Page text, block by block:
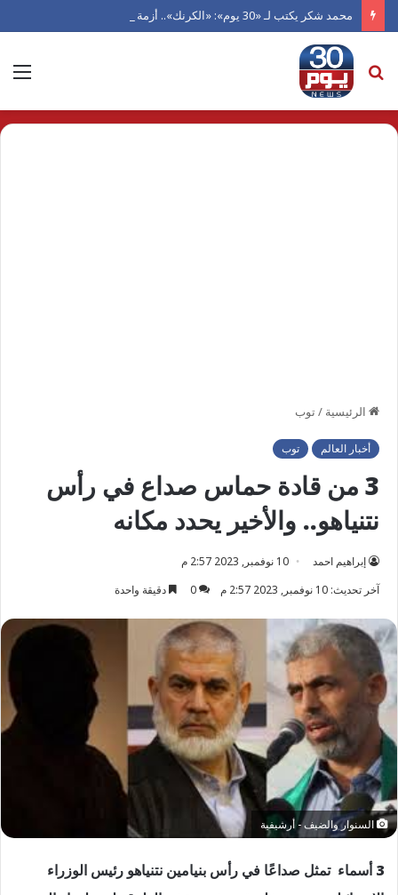
محمد شكر يكتب لـ «30 يوم»: «الكرنك».. أزمة سينما أتلفها الهوى
بحث
عن
الرئيسية /توب
أخبار العالم توب
3 من قادة حماس صداع في رأس
نتنياهو.. والأخير يحدد مكانه
إبراهيم احمد
10 نوفمبر, 2023 2:57 م
آخر تحديث: 10 نوفمبر, 2023 2:57 م
0 دقيقة واحدة
السنوار والضيف - أرشيفية
3 أسماء تمثل صداعًا في رأس بنيامين نتنياهو رئيس الوزراء